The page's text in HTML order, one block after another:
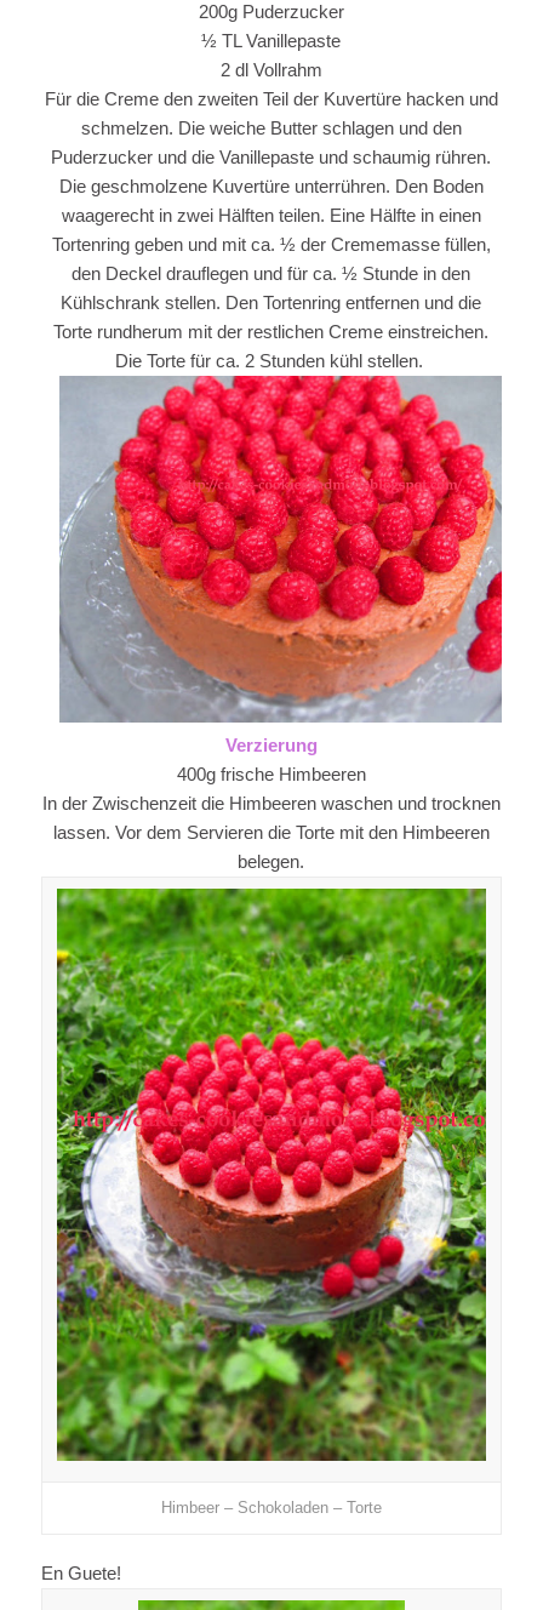
200g Puderzucker
½ TL Vanillepaste
2 dl Vollrahm
Für die Creme den zweiten Teil der Kuvertüre hacken und
schmelzen. Die weiche Butter schlagen und den
Puderzucker und die Vanillepaste und schaumig rühren.
Die geschmolzene Kuvertüre unterrühren. Den Boden
waagerecht in zwei Hälften teilen. Eine Hälfte in einen
Tortenring geben und mit ca. ½ der Crememasse füllen,
den Deckel drauflegen und für ca. ½ Stunde in den
Kühlschrank stellen. Den Tortenring entfernen und die
Torte rundherum mit der restlichen Creme einstreichen.
Die Torte für ca. 2 Stunden kühl stellen.
Verzierung
400g frische Himbeeren
In der Zwischenzeit die Himbeeren waschen und trocknen
lassen. Vor dem Servieren die Torte mit den Himbeeren
belegen.
Himbeer – Schokoladen – Torte
En Guete!